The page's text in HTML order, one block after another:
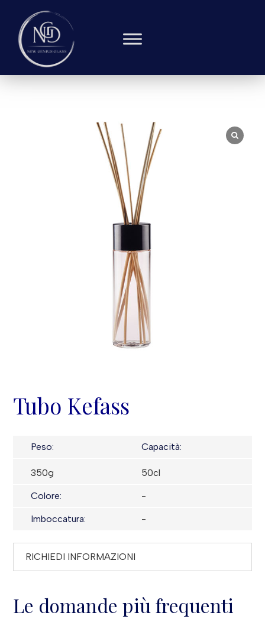
Tubo Kefass
Peso: Capacità:
350g 50cl
Colore: -
Imboccatura: -
RICHIEDI INFORMAZIONI
Le domande più frequenti